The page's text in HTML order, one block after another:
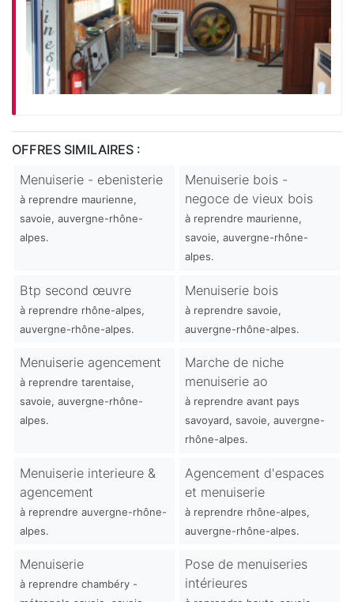
OFFRES SIMILAIRES :
Menuiserie - ebenisterie
à reprendre maurienne,
savoie, auvergne-rhône-
alpes.
Menuiserie bois -
negoce de vieux bois
à reprendre maurienne,
savoie, auvergne-rhône-
alpes.
Btp second œuvre
à reprendre rhône-alpes,
auvergne-rhône-alpes.
Menuiserie bois
à reprendre savoie,
auvergne-rhône-alpes.
Menuiserie agencement
à reprendre tarentaise,
savoie, auvergne-rhône-
alpes.
Marche de niche
menuiserie ao
à reprendre avant pays
savoyard, savoie, auvergne-
rhône-alpes.
Menuiserie interieure &
agencement
à reprendre auvergne-rhône-
alpes.
Agencement d'espaces
et menuiserie
à reprendre rhône-alpes,
auvergne-rhône-alpes.
Menuiserie
à reprendre chambéry -
Pose de menuiseries
intérieures